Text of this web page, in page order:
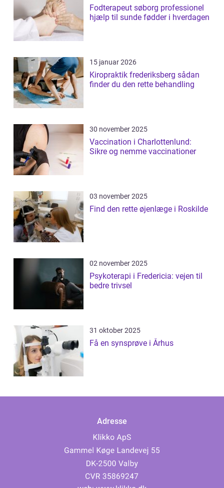
Fodterapeut søborg professionel
hjælp til sunde fødder i hverdagen
15 januar 2026
Kiropraktik frederiksberg sådan
finder du den rette behandling
30 november 2025
Vaccination i Charlottenlund:
Sikre og nemme vaccinationer
03 november 2025
Find den rette øjenlæge i Roskilde
02 november 2025
Psykoterapi i Fredericia: vejen til
bedre trivsel
31 oktober 2025
Få en synsprøve i Århus
Adresse